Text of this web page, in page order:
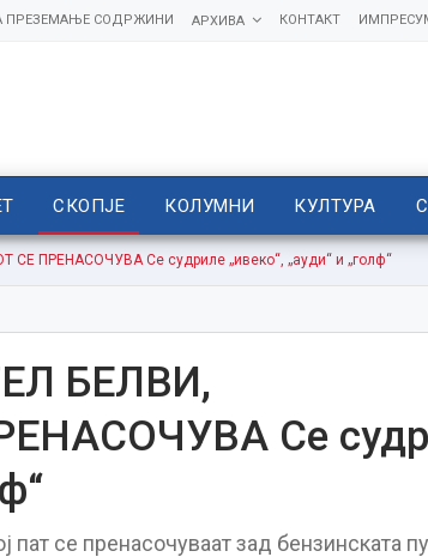
КОНТАКТ
АРХИВА
ПРЕЗЕМАЊЕ СОДРЖИНИ
СКОПЈЕ КОЛУМНИ КУЛТУРА
ПРЕНАСОЧУВА Се судриле „ивеко“, „ауди“ и „голф“
БЕЛВИ,
Се
пат се пренасочуваат зад бензинската